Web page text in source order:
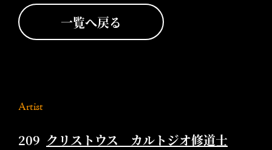
一覧へ戻る
Artist
209 クリストウス カルトジオ修道士